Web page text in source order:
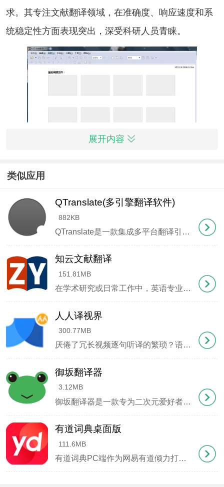
求。其专注文献翻译领域，在准确度、响应速度和系
统稳定性方面表现突出，深受科研人员青睐。
1、若运行异常，建议覆盖安装程序，右键选择"以管
理员身份运行"进行安装。
2、默认安装路径能确保最佳稳定性，软件体积轻量，
不会影响系统性能。
在系统中完成注册。
4、本软件不会对系统文件进行任何非必要修改。
核心功能
极速文献翻译
实现英文文献的即时翻译转换。
保留原始格式
展开内容
类似应用
QTranslate(多引擎翻译软件)
882KB
QTranslate是一款集成多平台翻译引擎的轻量化工具，整合了Google、微软、Yandex等主流翻译服务，无论是查资料还是学外语都很实用。特别方便的是按【Ctrl+E】就能把选中的文字读出
知云文献翻译
151.81MB
在学术研究或日常工作中，英语专业术语常常成为令人头疼的障碍。即使英语基础扎实的同学，面对生僻的专业词汇时也容易陷入困境。针对这一痛点，知云文献翻译提供了专业解决方案。这款免费工具支持中英双向互译，内
人人译视界
300.77MB
厌倦了冗长视频逐句听译的繁琐？语言能力有限却渴望跨越字幕障碍？今天为大家推荐一款革命性视频翻译神器——人人译视界，由前人人影视核心团队倾力打造。这款集智能翻译与团队协作为一体的平台，以极简界面和强大AI功能重新定义视频译制效率，无论是字幕生成、时间轴校准还是多语言互译，都能助您轻松攻克语言壁垒。
御坂翻译器
3.12MB
御坂翻译器是一款专为二次元爱好者打造的多语言实时翻译工具，特别适合日系漫画、Galgame及日语影视作品的本地化体验。当玩家遇到语言障碍时，这款软件能即时捕捉屏幕文字，通过智能翻译引擎将日语内容转化为可理解的译文，让语言不再成为享受作品的阻碍。
有道词典桌面版
111.6MB
有道词典PC端作为网易有道倾力打造的智能翻译工具，依托强大的搜索引擎技术，为用户提供全方位的免费语言服务。其创新的网络释义功能实时捕捉网络热词与海量真实语境例句，更整合了《柯林斯高阶英汉双解词典》《21世纪大英汉词典》等数十部专业辞书资源，构建起包含3700万词条和2300万例句的庞大语料库。通过独家收录的原声影视例句资源，配合智能发音系统，让语言学习